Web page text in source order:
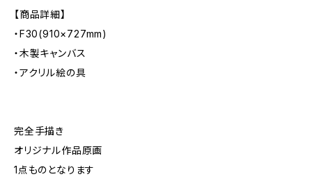
【商品詳細】
・F30(910×727mm)
・木製キャンバス
・アクリル絵の具
完全手描き
オリジナル作品原画
1点ものとなります